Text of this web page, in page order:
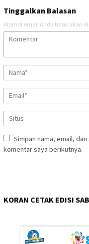
Tinggalkan Balasan
Alamat email Anda tidak akan
Simpan nama, email,
komentar saya berikutnya.
KORAN CETAK EDISI